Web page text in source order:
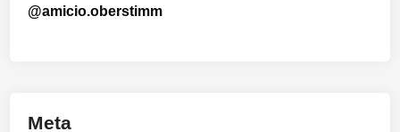
@amicio.oberstimm
Meta